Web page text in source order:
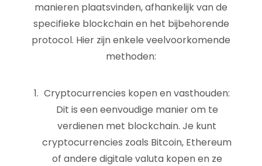
manieren plaatsvinden, afhankelijk van de
specifieke blockchain en het bijbehorende
protocol. Hier zijn enkele veelvoorkomende
methoden:
Cryptocurrencies kopen en vasthouden:
Dit is een eenvoudige manier om te
verdienen met blockchain. Je kunt
cryptocurrencies zoals Bitcoin, Ethereum
of andere digitale valuta kopen en ze